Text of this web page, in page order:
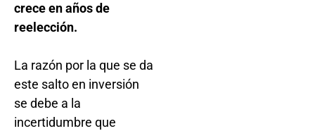
crece en años de
reelección.
La razón por la que se da
este salto en inversión
se debe a la
incertidumbre que